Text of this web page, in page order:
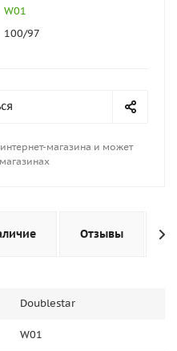
W01
100/97
магазина и может
Отзывы
Doublestar
W01